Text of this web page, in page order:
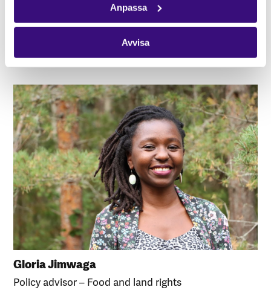
Anpassa
Avvisa
Telefon: 08 442 70 77
boel.johnsson@afrikagrupperna.se
Gloria Jimwaga
Policy advisor – Food and land rights